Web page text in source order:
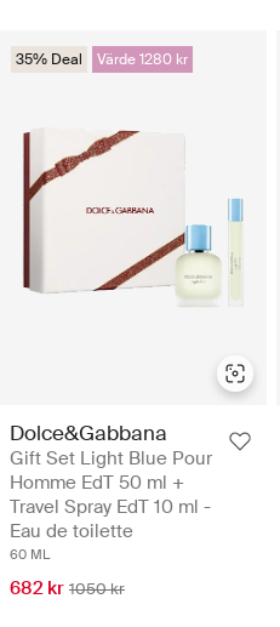
35% Deal Värde 1280 kr
Dolce&Gabbana
Gift Set Light Blue Pour
Homme EdT 50 ml +
Travel Spray EdT 10 ml -
Eau de toilette
60 ML
682 kr 1050 kr